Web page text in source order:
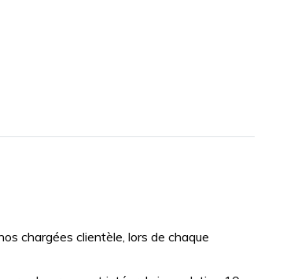
chargées clientèle, lors de chaque